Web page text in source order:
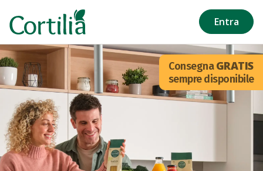
Salta al contenuto principale
Entra
ConsegnaGRATIS
sempre disponibile